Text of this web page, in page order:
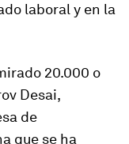
laboral y en la
20.000 o
Desai,
de
que se ha